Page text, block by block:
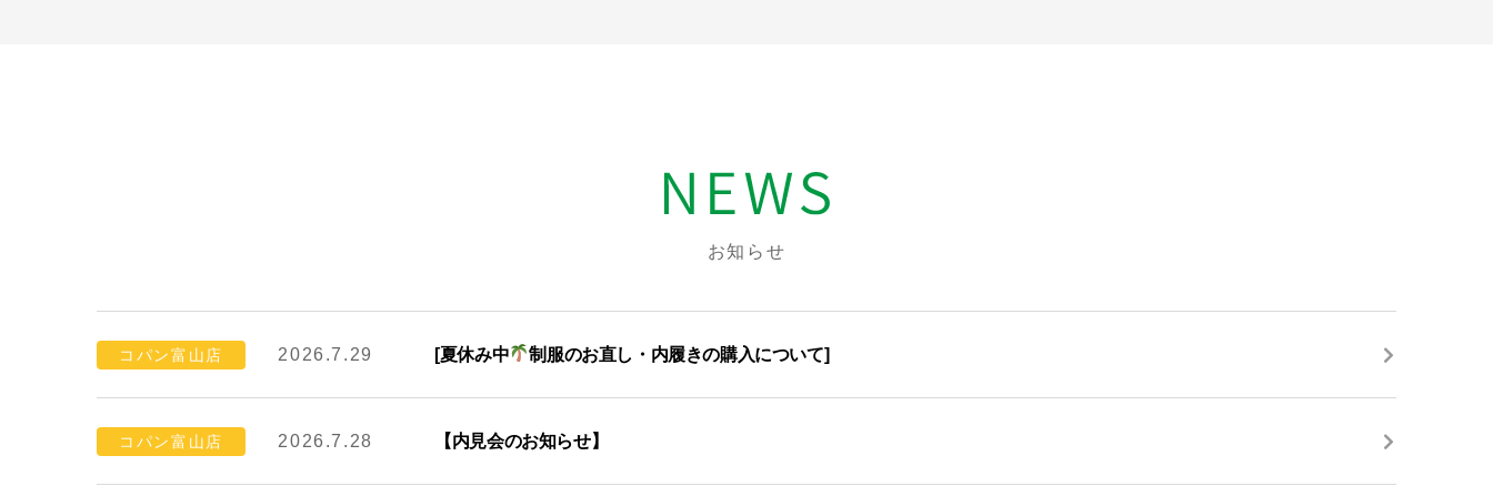
お知らせ
コパン富山店 2026.7.29 [夏休み中 制服のお直し・内履きの購入について]
コパン富山店 2026.7.28 【内見会のお知らせ】